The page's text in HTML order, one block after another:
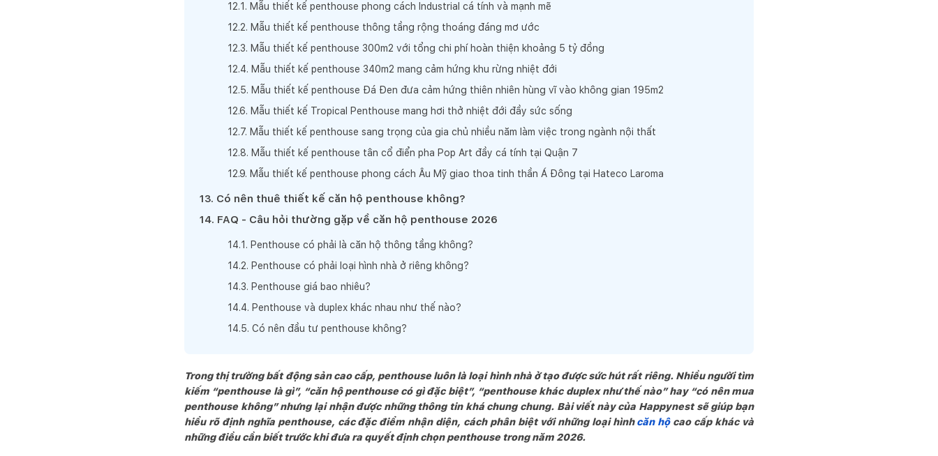
12.1 . Mẫu thiết kế penthouse phong cách Industrial cá tính và mạnh mẽ
12.2. Mẫu thiết kế penthouse thông tầng rộng thoáng đáng mơ ước
12.3. Mẫu thiết kế penthouse 300m2 với tổng chi phí hoàn thiện khoảng 5 tỷ đồng
12.4. Mẫu thiết kế penthouse 340m2 mang cảm hứng khu rừng nhiệt đới
12.5. Mẫu thiết kế penthouse Đá Đen đưa cảm hứng thiên nhiên hùng vĩ vào không gian 195m2
12.6. Mẫu thiết kế Tropical Penthouse mang hơi thở nhiệt đới đầy sức sống
12.7. Mẫu thiết kế penthouse sang trọng của gia chủ nhiều năm làm việc trong ngành nội thất
12.8. Mẫu thiết kế penthouse tân cổ điển pha Pop Art đầy cá tính tại Quận 7
12.9. Mẫu thiết kế penthouse phong cách Âu Mỹ giao thoa tinh thần Á Đông tại Hateco Laroma
13. Có nên thuê thiết kế căn hộ penthouse không?
14. FAQ - Câu hỏi thường gặp về căn hộ penthouse 2026
14.1 . Penthouse có phải là căn hộ thông tầng không?
14.2. Penthouse có phải loại hình nhà ở riêng không?
14.3. Penthouse giá bao nhiêu?
14.4. Penthouse và duplex khác nhau như thế nào?
14.5. Có nên đầu tư penthouse không?
Trong thị trường bất động sản cao cấp, penthouse luôn là loại hình nhà ở tạo được sức hút rất riêng. Nhiều người tìm
kiếm “penthouse là gì”, “căn hộ penthouse có gì đặc biệt”, “penthouse khác duplex như thế nào” hay “có nên mua
penthouse không” nhưng lại nhận được những thông tin khá chung chung. Bài viết này của Happynest sẽ giúp bạn
hiểu rõ định nghĩa penthouse, các đặc điểm nhận diện, cách phân biệt với những loại hìnhcăn hộcao cấp khác và
những điều cần biết trước khi đưa ra quyết định chọn penthouse trong năm 2026.